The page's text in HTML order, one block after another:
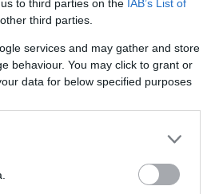
to third parties on the IAB’s List of
third parties.
services and may gather and store
behaviour. You may click to grant or
data for below specified purposes
médiában.